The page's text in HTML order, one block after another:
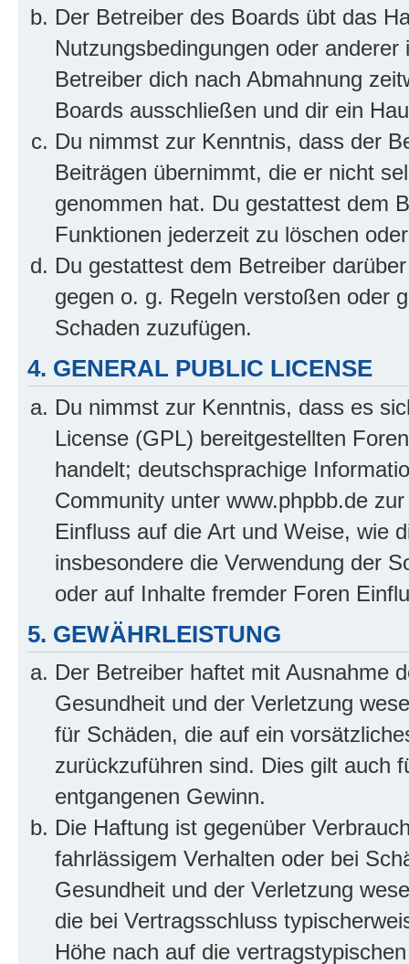
Der Betreiber des Boards übt das
Nutzungsbedingungen oder
Betreiber dich nach Abmahnung
Boards ausschließen und dir ein
Du nimmst zur Kenntnis, dass der
Beiträgen übernimmt, die er nicht
genommen hat. Du gestattest dem
Funktionen jederzeit zu löschen
Du gestattest dem Betreiber
gegen o. g. Regeln verstoßen oder
Schaden zuzufügen.
4. GENERAL PUBLIC LICENSE
Du nimmst zur Kenntnis, dass es
License (GPL) bereitgestellten
handelt; deutschsprachige
Community unter www.phpbb.de
Einfluss auf die Art und Weise, wie
insbesondere die Verwendung der
oder auf Inhalte fremder Foren
5. GEWÄHRLEISTUNG
Der Betreiber haftet mit Ausnahme
Gesundheit und der Verletzung
für Schäden, die auf ein
zurückzuführen sind. Dies gilt auch
entgangenen Gewinn.
Die Haftung ist gegenüber
fahrlässigem Verhalten oder bei
Gesundheit und der Verletzung
die bei Vertragsschluss
Höhe nach auf die